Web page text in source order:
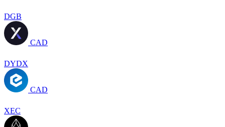
DGB
CAD
DYDX
CAD
XEC